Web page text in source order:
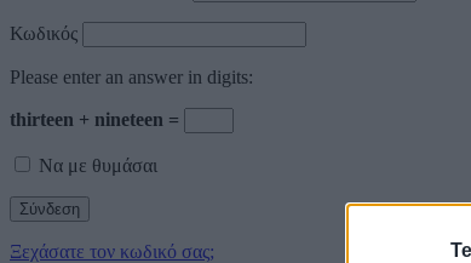
Κωδικός
Please enter an answer in digits:
thirteen + nineteen =
Να με θυμάσαι
Ξεχάσατε τον κωδικό σας;